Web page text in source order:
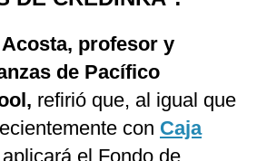
profesor y
de Pacífico
refirió que, al igual que
con Caja
el Fondo de